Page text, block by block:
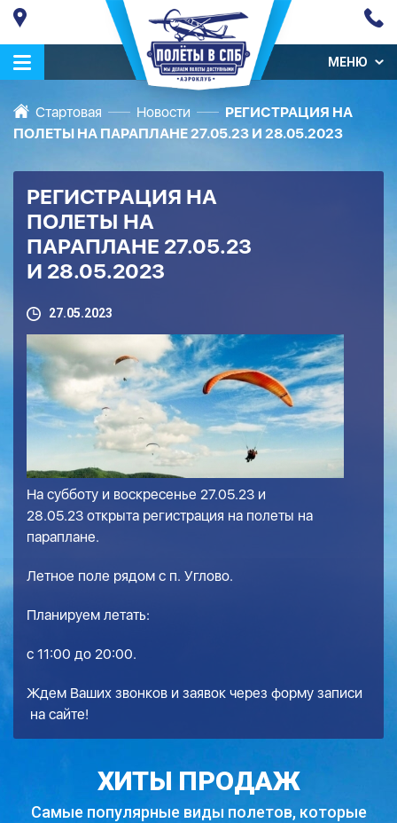
МЕНЮ
Стартовая Новости
РЕГИСТРАЦИЯ НА
ПОЛЕТЫ НА ПАРАПЛАНЕ 27.05.23 И 28.05.2023
РЕГИСТРАЦИЯ НА
ПОЛЕТЫ НА
ПАРАПЛАНЕ 27.05.23
И 28.05.2023
27.05.2023
На субботу и воскресенье 27.05.23 и
28.05.23 открыта регистрация на полеты на
параплане.
Летное поле рядом с п. Углово.
Планируем летать:
с 11:00 до 20:00.
Ждем Ваших звонков и заявок через форму записи
на сайте!
ХИТЫ ПРОДАЖ
Самые популярные виды полетов, которые